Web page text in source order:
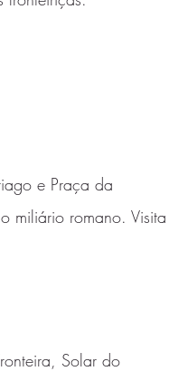
e Praça da
miliário romano. Visita
Solar do